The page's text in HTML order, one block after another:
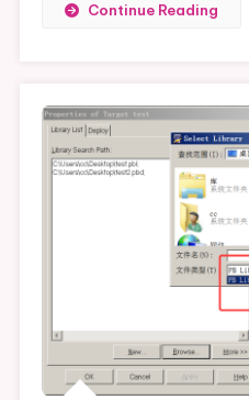
Continue Reading